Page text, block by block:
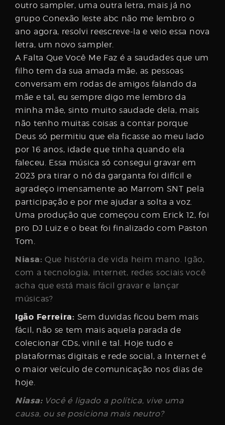
outro sampler, uma outra letra, mais já no
grupo Conexão leste abc não me lembro o
ano agora, resolvi reescreve-la e veio essa nova
letra, um novo sampler.
A Falta Que Você Me Faz é a saudades que um
filho tem da sua amada mãe, as pessoas
conversam em rodas de amigos falando da
mãe e tal, eu sempre digo me lembro da
minha mãe, sinto muito saudade dela, mais
não tenho muitas coisas a contar porque
Deus só permitiu que ela ficasse ao meu lado
por 16 anos, idade que tinha quando ela
faleceu. Essa música só consegui gravar em
2023 pra tirar o nó da garganta foi difícil e
agradeço imensamente ao Marrom SNT pela
participação e por me ajudar a solta a voz.
Uma produção que começou com Erick 12, foi
pro DJ Luiz e o beat foi finalizado com Paston
Tom.
Niasa: Que história de vida heim mano. Igão,
com a tecnologia, internet, redes sociais você
acha que está mais fácil gravar e lançar
músicas?
Igão Ferreira: Sem duvidas ficou bem mais
fácil, não se tem mais aquela parada de
colecionar CDs, vinil e tal. Hoje tudo e
plataformas digitais e rede social, a Internet é
o maior veículo de comunicação nos dias de
hoje.
Niasa:Você é ligado a política, vive uma
causa, ou se posiciona mais neutro?